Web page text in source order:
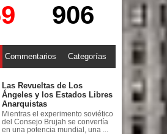
906
Commentarios Categorías
Las Revueltas de Los
Ángeles y los Estados Libres
Anarquistas
Mientras el experimento soviético
del Consejo Brujah se convertía
en una potencia mundial, una ...